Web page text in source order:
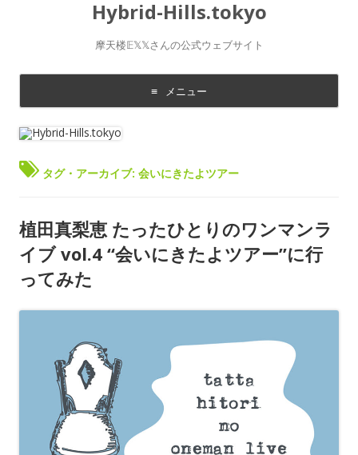
Hybrid-Hills.tokyo
摩天楼𝔼𝕏𝕏さんの公式ウェブサイト
メニュー
コ
ン
テ
ツ
に
移 タグ・アーカイブ: 会いにきたよツアー
植田真梨恵 たったひとりのワンマンラ
イブ vol.4 “会いにきたよツアー”に行
ってみた